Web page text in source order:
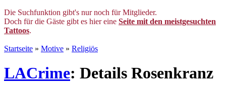
Die Suchfunktion gibt's nur noch für Mitglieder.
Doch für die Gäste gibt es hier eine Seite mit den meistgesuchten
Tattoos.
Startseite » Motive » Religiös
LACrime: Details Rosenkranz